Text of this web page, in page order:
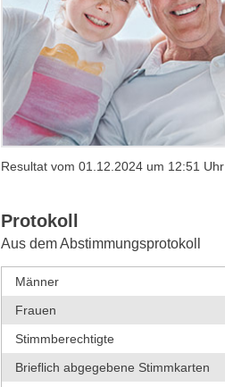
Resultat vom 01.12.2024 um 12:51 Uhr
Protokoll
Aus dem Abstimmungsprotokoll
Männer
Frauen
Stimmberechtigte
Brieflich abgegebene Stimmkarten